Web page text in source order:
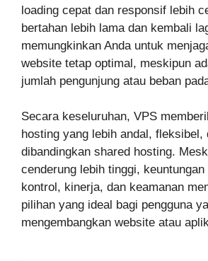
loading cepat dan responsif lebih
bertahan lebih lama dan kembali
memungkinkan Anda untuk
website tetap optimal, meskipun
jumlah pengunjung atau beban
Secara keseluruhan, VPS
hosting yang lebih andal, fleksibel,
dibandingkan shared hosting.
cenderung lebih tinggi, keuntungan
kontrol, kinerja, dan keamanan
pilihan yang ideal bagi pengguna
mengembangkan website atau